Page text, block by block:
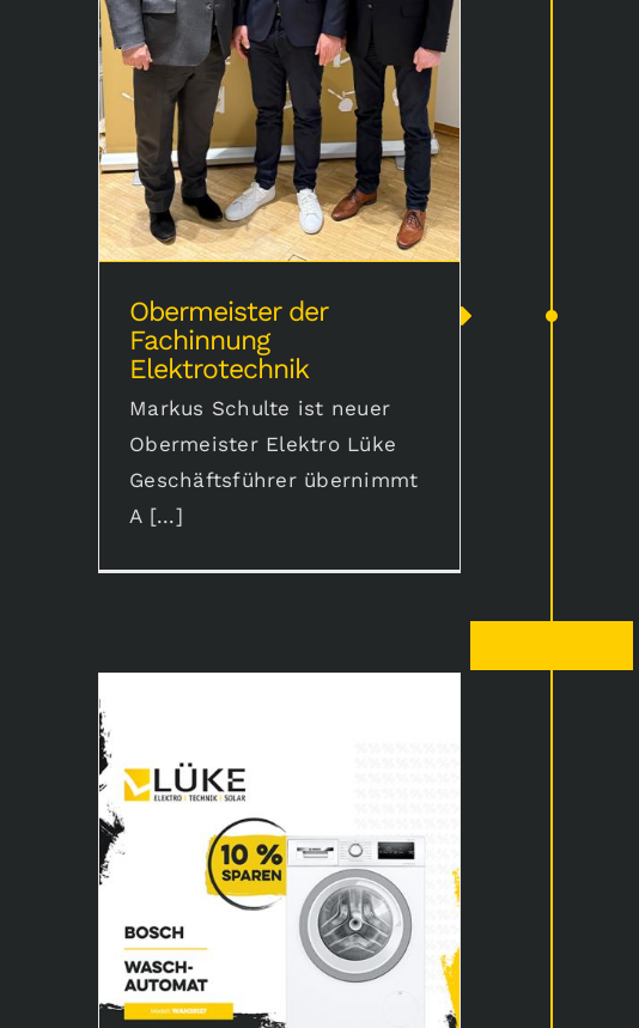
Obermeister der Fachinnung
Elektrotechnik
Obermeister der
Fachinnung
Elektrotechnik
Markus Schulte ist neuer
Obermeister Elektro Lüke
Geschäftsführer übernimmt
A [...]
Bosch Waschautomat